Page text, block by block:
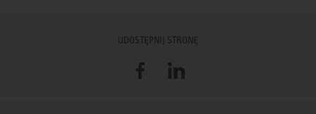
UDOSTĘPNIJ STRONĘ
FacebookLinkedIn